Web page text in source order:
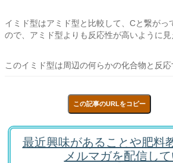
イミド型はアミド型と比較して、Cと繋がっ
ので、アミド型よりも反応性が高いように見
このイミド型は周辺の何らかの化合物と反
この記事のURLをコピー
最近興味があることや肥料
メルマガを配信し